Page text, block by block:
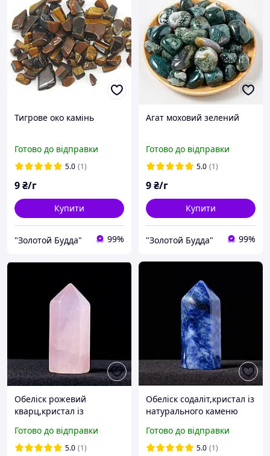
Тигрове око камінь
Готово до відправки
5.0 (1)
9₴/г
Купити
"Золотой Будда" 99%
Агат моховий зелений
Готово до відправки
5.0 (1)
9₴/г
Купити
"Золотой Будда" 99%
Обеліск рожевий
кварц,кристал із
натуральний мінерал
гірський кришталь,
Готово до відправки
5.0 (1)
Обеліск содаліт,кристал із
натурального каменю
мінерал содаліт,
природний камінь
Готово до відправки
5.0 (1)